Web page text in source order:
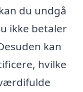
du undgå
ikke betaler
kan
hvilke